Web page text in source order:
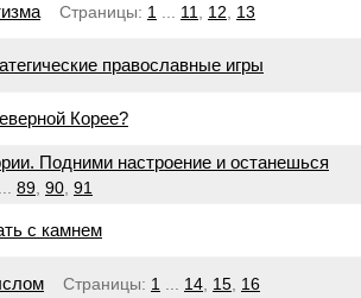
Страницы: 1 11 12 13
православные игры
Корее?
Подними настроение и останешься
89 90 91
с камнем
Страницы: 1 14 15 16